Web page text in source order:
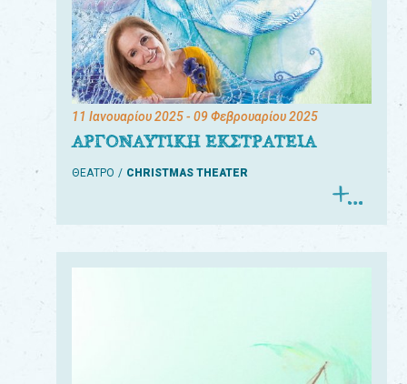
11 Ιανουαρίου 2025- 09 Φεβρουαρίου 2025
ΑΡΓΟΝΑΥΤΙΚΗ ΕΚΣΤΡΑΤΕΙΑ
ΘΕΑΤΡΟ CHRISTMAS THEATER